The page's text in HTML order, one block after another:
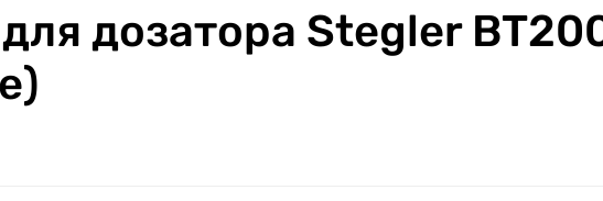
дозатора Stegler